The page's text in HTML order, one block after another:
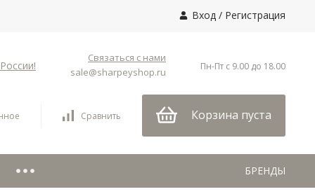
Вход / Регистрация
Связаться с нами
sale@sharpeyshop.ru
Пн-Пт с 9.00 до 18.00
Сравнить Корзина пуста
БРЕНДЫ